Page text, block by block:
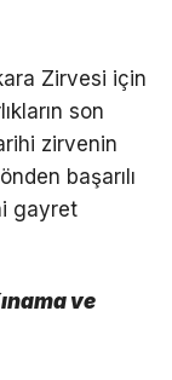
Zirvesi için
son
zirvenin
başarılı
gayret
ve